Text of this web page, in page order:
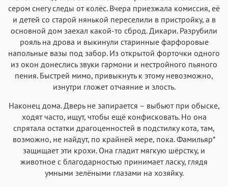
сером снегу следы от колёс. Вчера приезжала комиссия, её
и детей со старой нянькой переселили в пристройку, а в
основной дом заехал какой-то сброд. Дикари. Разрубили
рояль на дрова и выкинули старинные фарфоровые
напольные вазы под забор. Из открытой форточки одного
из окон донеслись звуки гармони и нестройного пьяного
пения. Быстрей мимо, привыкнуть к этому невозможно,
изнутри гложет отчаяние и злость.
Наконец дома. Дверь не запирается – выбьют при обыске,
ходят часто, ищут, чтобы ещё конфисковать. Но она
спрятала остатки драгоценностей в подстилку кота, там,
возможно, не найдут, по крайней мере, пока. Фамильяр*
защищает эти крохи. Она гладит мягкую шёрстку, и
животное с благодарностью принимает ласку, глядя
умными зелёными глазами на хозяйку.